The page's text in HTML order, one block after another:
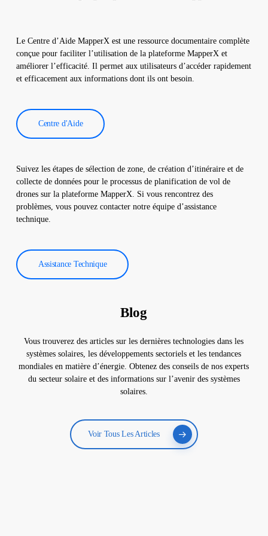
notre logiciel, qui génère un rapport complet. Ces rapports sont
utilisés pour améliorer l’efficacité des centrales solaires et
réduire les coûts d’exploitation.
Le Centre d’Aide MapperX est une ressource documentaire complète
conçue pour faciliter l’utilisation de la plateforme MapperX et
améliorer l’efficacité. Il permet aux utilisateurs d’accéder rapidement
et efficacement aux informations dont ils ont besoin.
Centre d'Aide
Suivez les étapes de sélection de zone, de création d’itinéraire et de
collecte de données pour le processus de planification de vol de
drones sur la plateforme MapperX. Si vous rencontrez des
problèmes, vous pouvez contacter notre équipe d’assistance
technique.
Assistance Technique
Blog
Vous trouverez des articles sur les dernières technologies dans les
systèmes solaires, les développements sectoriels et les tendances
mondiales en matière d’énergie. Obtenez des conseils de nos experts
du secteur solaire et des informations sur l’avenir des systèmes
solaires.
Voir Tous Les Articles